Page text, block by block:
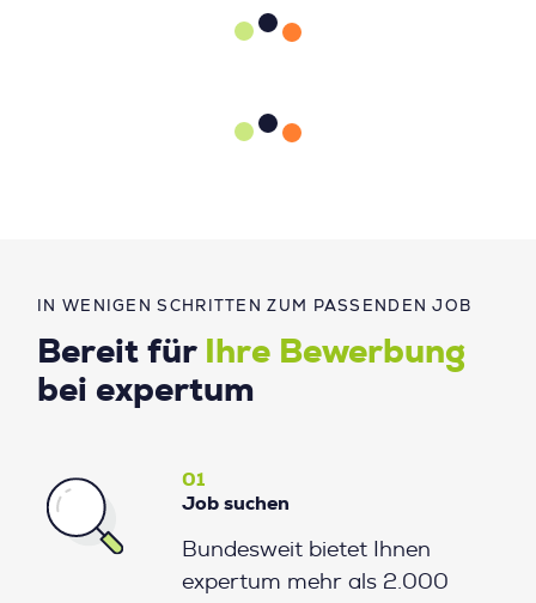
IN WENIGEN SCHRITTEN ZUM PASSENDEN JOB
Bereit für
Ihre Bewerbung
bei expertum
01
Job suchen
Bundesweit bietet Ihnen
expertum mehr als 2.000